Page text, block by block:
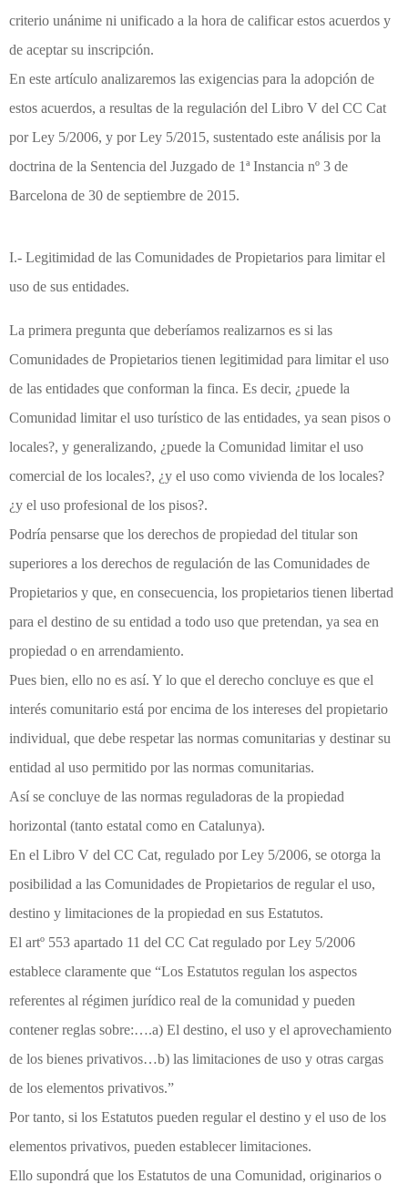
criterio unánime ni unificado a la hora de calificar estos acuerdos y
de aceptar su inscripción.
En este artículo analizaremos las exigencias para la adopción de
estos acuerdos, a resultas de la regulación del Libro V del CC Cat
por Ley 5/2006, y por Ley 5/2015, sustentado este análisis por la
doctrina de la Sentencia del Juzgado de 1ª Instancia nº 3 de
Barcelona de 30 de septiembre de 2015.
I.- Legitimidad de las Comunidades de Propietarios para limitar el
uso de sus entidades.
La primera pregunta que deberíamos realizarnos es si las
Comunidades de Propietarios tienen legitimidad para limitar el uso
de las entidades que conforman la finca. Es decir, ¿puede la
Comunidad limitar el uso turístico de las entidades, ya sean pisos o
locales?, y generalizando, ¿puede la Comunidad limitar el uso
comercial de los locales?, ¿y el uso como vivienda de los locales?
¿y el uso profesional de los pisos?.
Podría pensarse que los derechos de propiedad del titular son
superiores a los derechos de regulación de las Comunidades de
Propietarios y que, en consecuencia, los propietarios tienen libertad
para el destino de su entidad a todo uso que pretendan, ya sea en
propiedad o en arrendamiento.
Pues bien, ello no es así. Y lo que el derecho concluye es que el
interés comunitario está por encima de los intereses del propietario
individual, que debe respetar las normas comunitarias y destinar su
entidad al uso permitido por las normas comunitarias.
Así se concluye de las normas reguladoras de la propiedad
horizontal (tanto estatal como en Catalunya).
En el Libro V del CC Cat, regulado por Ley 5/2006, se otorga la
posibilidad a las Comunidades de Propietarios de regular el uso,
destino y limitaciones de la propiedad en sus Estatutos.
El artº 553 apartado 11 del CC Cat regulado por Ley 5/2006
establece claramente que “Los Estatutos regulan los aspectos
referentes al régimen jurídico real de la comunidad y pueden
contener reglas sobre:….a) El destino, el uso y el aprovechamiento
de los bienes privativos…b) las limitaciones de uso y otras cargas
de los elementos privativos.”
Por tanto, si los Estatutos pueden regular el destino y el uso de los
elementos privativos, pueden establecer limitaciones.
Ello supondrá que los Estatutos de una Comunidad, originarios o